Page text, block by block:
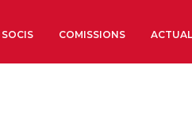
SOCIS COMISSIONS